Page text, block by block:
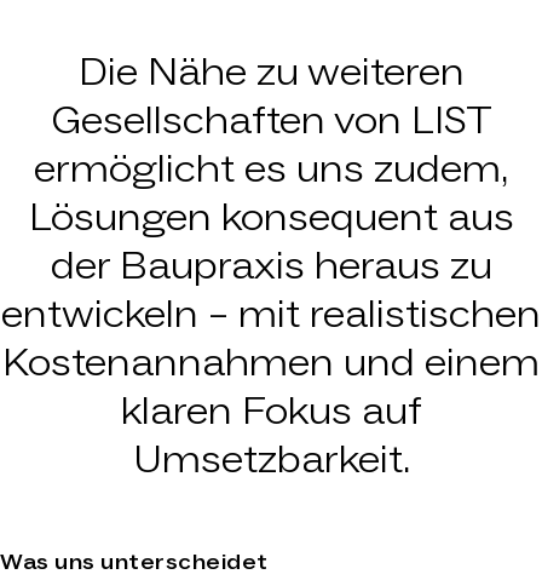
Die Nähe zu weiteren
Gesellschaften von LIST
ermöglicht es uns zudem,
Lösungen konsequent aus
der Baupraxis heraus zu
entwickeln – mit realistischen
Kostenannahmen und einem
klaren Fokus auf
Umsetzbarkeit.
Was uns unterscheidet